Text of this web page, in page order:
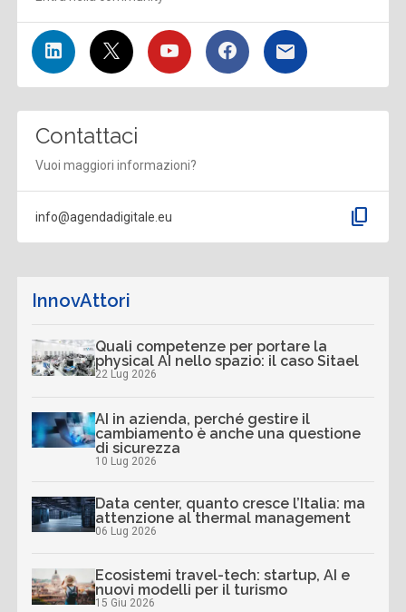
Contattaci
Vuoi maggiori informazioni?
info@agendadigitale.eu content_copy
InnovAttori
Quali competenze per portare la
physical AI nello spazio: il caso Sitael
22 Lug 2026
AI in azienda, perché gestire il
cambiamento è anche una questione
di sicurezza
10 Lug 2026
Data center, quanto cresce l’Italia: ma
attenzione al thermal management
06 Lug 2026
Ecosistemi travel-tech: startup, AI e
nuovi modelli per il turismo
15 Giu 2026